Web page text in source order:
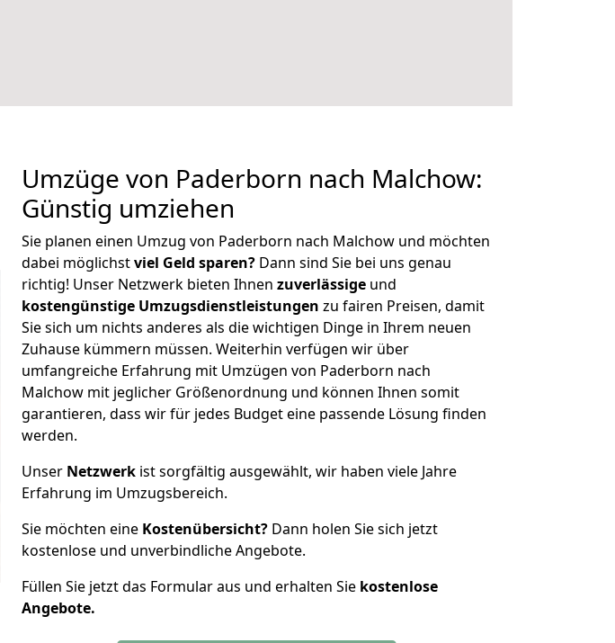
Umzüge von Paderborn nach Malchow:
Günstig umziehen
Sie planen einen Umzug von Paderborn nach Malchow und möchten
dabei möglichstviel Geld sparen? Dann sind Sie bei uns genau
richtig! Unser Netzwerk bieten Ihnen zuverlässige und
kostengünstige Umzugsdienstleistungen zu fairen Preisen, damit
Sie sich um nichts anderes als die wichtigen Dinge in Ihrem neuen
Zuhause kümmern müssen. Weiterhin verfügen wir über
umfangreiche Erfahrung mit Umzügen von Paderborn nach
Malchow mit jeglicher Größenordnung und können Ihnen somit
garantieren, dass wir für jedes Budget eine passende Lösung finden
werden.
Unser Netzwerk ist sorgfältig ausgewählt, wir haben viele Jahre
Erfahrung im Umzugsbereich.
Sie möchten eine Kostenübersicht? Dann holen Sie sich jetzt
kostenlose und unverbindliche Angebote.
Füllen Sie jetzt das Formular aus und erhalten Sie kostenlose
Angebote.